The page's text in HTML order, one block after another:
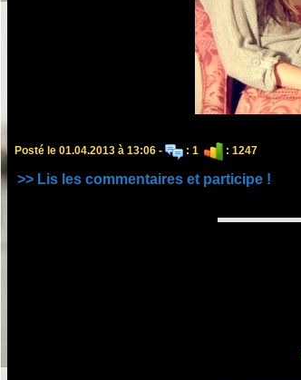
Posté le 01.04.2013 à 13:06 - : 1 : 1247
>> Lis les commentaires et participe !